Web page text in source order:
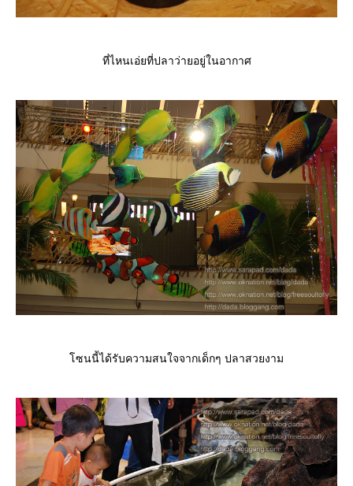
ที่ไหนเอ่ยที่ปลาว่ายอยู่ในอากาศ
ซนนี้ได้รับความสนใจจากเด็กๆ ปลาสวยงาม